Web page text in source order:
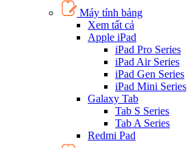
Máy tính bảng
Xem tất cả
Apple iPad
iPad Pro Series
iPad Air Series
iPad Gen Series
iPad Mini Series
Galaxy Tab
Tab S Series
Tab A Series
Redmi Pad